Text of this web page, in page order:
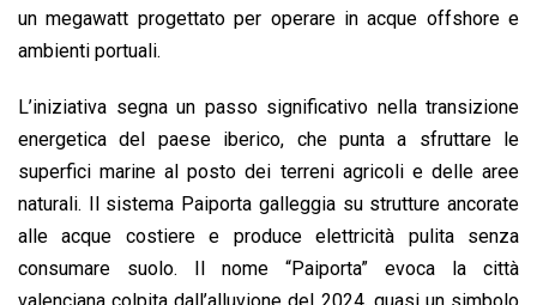
o
o
A
p
d
d
i
un megawatt progettato per operare in acque offshore e
ambienti portuali.
L’iniziativa segna un passo significativo nella transizione
energetica del paese iberico, che punta a sfruttare le
superfici marine al posto dei terreni agricoli e delle aree
naturali. Il sistema Paiporta galleggia su strutture ancorate
alle acque costiere e produce elettricità pulita senza
consumare suolo. Il nome “Paiporta” evoca la città